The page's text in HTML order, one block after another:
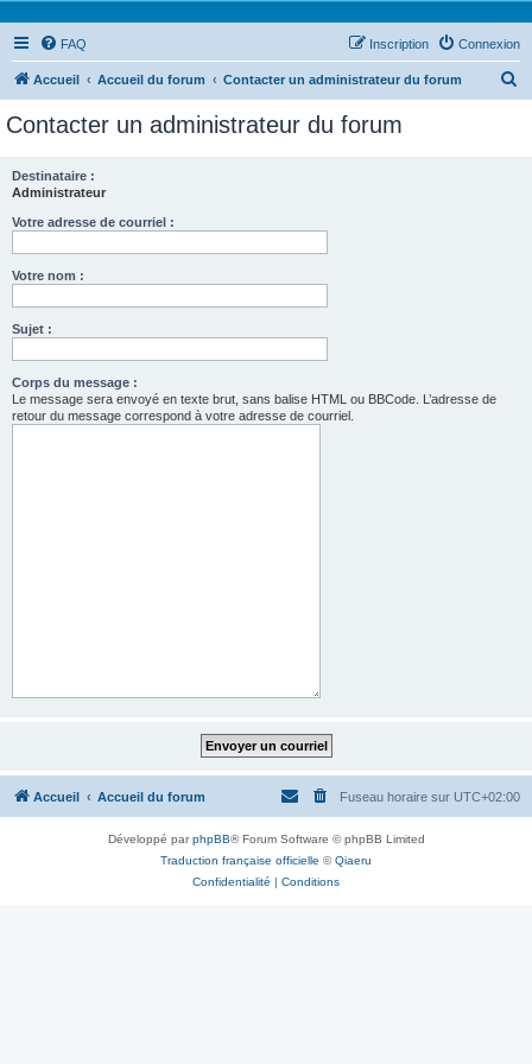
FAQ Connexion
Inscription
Accueil Accueil du forum Contacter un administrateur du forum
Contacter un administrateur du forum
Destinataire :
Administrateur
Votre adresse de courriel :
Votre nom :
Sujet :
Corps du message :
Le message sera envoyé en texte brut, sans balise HTML ou BBCode. L’adresse de
retour du message correspond à votre adresse de courriel.
Accueil Accueil du forum Fuseau horaire sur UTC+02:00
Développé parphpBB® Forum Software © phpBB Limited
Traduction française officielle ©Qiaeru
Confidentialité | Conditions